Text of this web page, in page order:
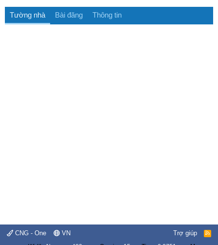
Tường nhà Bài đăng Thông tin
CNG - One VN Trợ giúp
R